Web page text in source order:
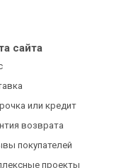
сайта
или кредит
возврата
покупателей
проекты